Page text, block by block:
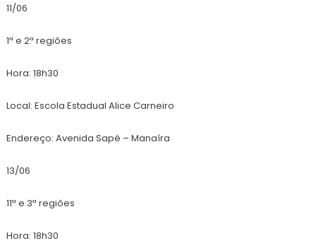
11/06
1ª e 2ª regiões
Hora: 18h30
Local: Escola Estadual Alice Carneiro
Endereço: Avenida Sapé – Manaíra
13/06
11ª e 3ª regiões
Hora: 18h30